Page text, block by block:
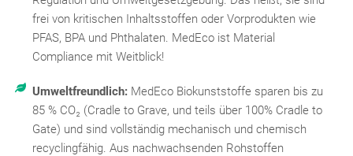
frei von kritischen Inhaltsstoffen oder Vorprodukten wie
PFAS, BPA und Phthalaten. MedEco ist Material
Compliance mit Weitblick!
Umweltfreundlich: MedEco Biokunststoffe sparen bis zu
85 % CO₂ (Cradle to Grave, und teils über 100% Cradle to
Gate) und sind vollständig mechanisch und chemisch
recyclingfähig. Aus nachwachsenden Rohstoffen